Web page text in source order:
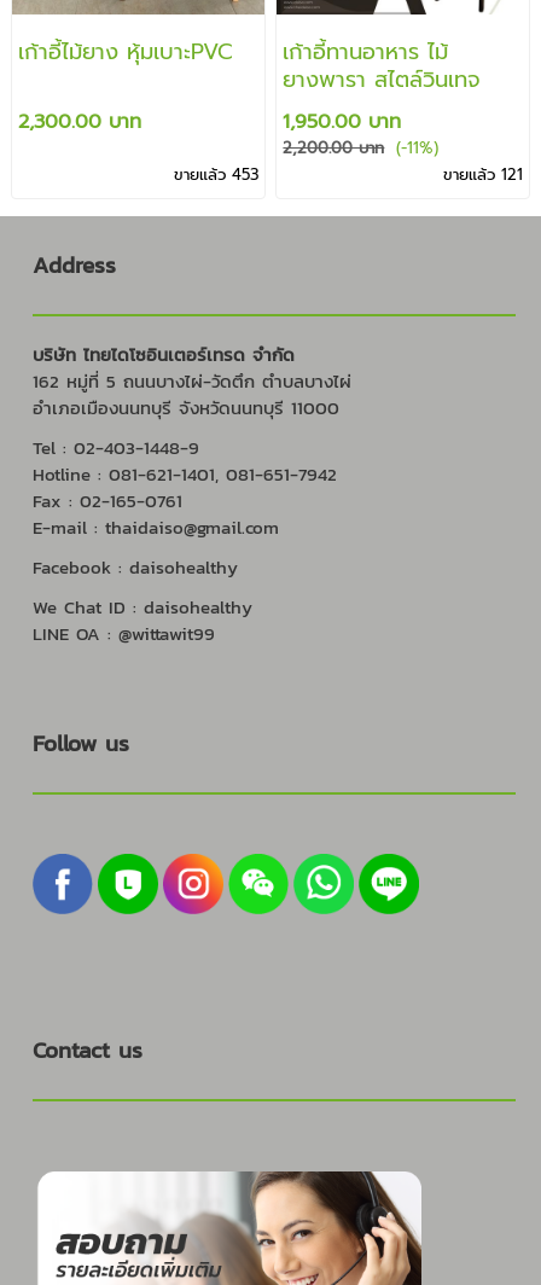
เก้าอี้ไม้ยาง หุ้มเบาะPVC
2,300.00 บาท
ขายแล้ว 453
เก้าอี้ทานอาหาร ไม้
ยางพารา สไตล์วินเทจ
1,950.00 บาท
2,200.00 บาท (-11%)
ขายแล้ว 121
Address
บริษัท ไทยไดโซอินเตอร์เทรด จำกัด
162 หมู่ที่ 5 ถนนบางไผ่-วัดตึก ตำบลบางไผ่
อำเภอเมืองนนทบุรี จังหวัดนนทบุรี 11000
Tel : 02-403-1448-9
Hotline : 081-621-1401, 081-651-7942
Fax : 02-165-0761
E-mail : thaidaiso@gmail.com
Facebook : daisohealthy
We Chat ID : daisohealthy
LINE OA : @wittawit99
Follow us
Contact us